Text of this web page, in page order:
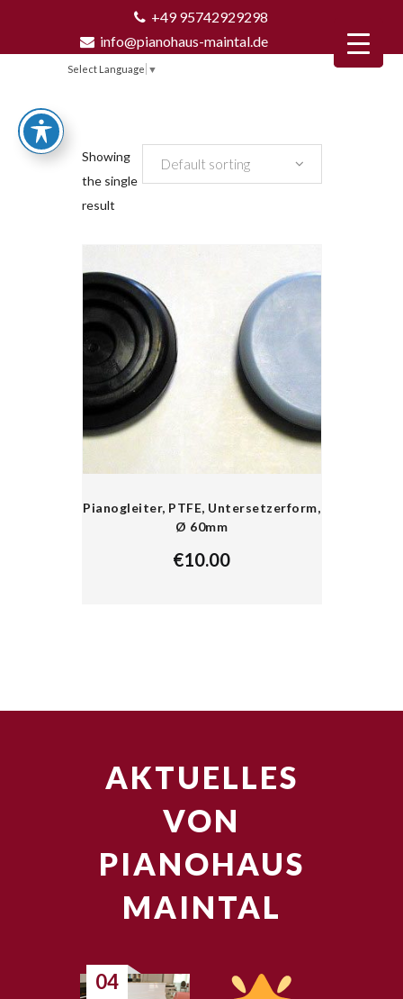
+49 95742929298
info@pianohaus-maintal.de
Select Language ▼
Showing
the single
result
Default sorting
Pianogleiter, PTFE, Untersetzerform,
Ø 60mm
€10.00
AKTUELLES
VON
PIANOHAUS
MAINTAL
04